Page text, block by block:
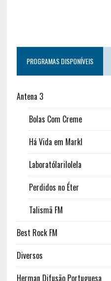
PROGRAMAS DISPONÍVEIS
Antena 3
Bolas Com Creme
Há Vida em Markl
Laboratólarilolela
Perdidos no Éter
Talismã FM
Best Rock FM
Diversos
Herman Difusão Portuguesa